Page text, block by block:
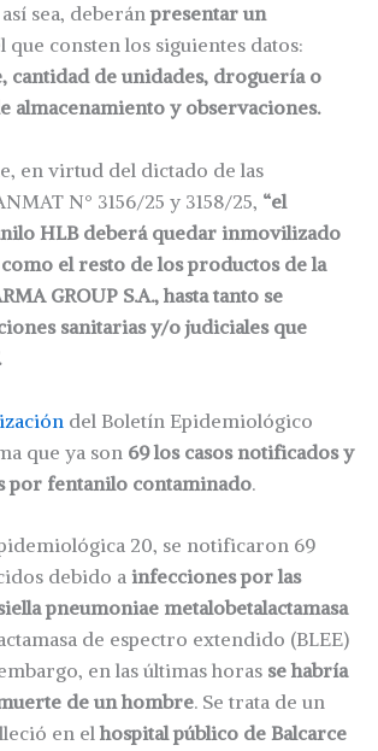
sea, deberánpresentar un
que consten los siguientes datos:
cantidad de unidades, droguería o
almacenamiento y observaciones.
en virtud del dictado de las
N° 3156/25 y 3158/25, “el
HLB deberá quedar inmovilizado
el resto de los productos de la
GROUP S.A., hasta tanto se
sanitarias y/o judiciales que
del Boletín Epidemiológico
que ya son 69 los casos notificados y
por fentanilo contaminado.
20, se notificaron 69
debido a infecciones por las
pneumoniae metalobetalactamasa
de espectro extendido (BLEE)
en las últimas horas se habría
de un hombre. Se trata de un
en elhospital público de Balcarce